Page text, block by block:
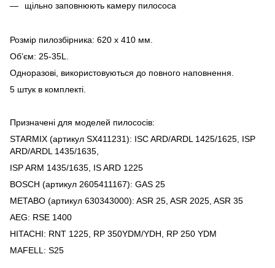
щільно заповнюють камеру пилососа
Розмір пилозбірника: 620 x 410 мм.
Об’єм: 25-35L.
Одноразові, використовуються до повного наповнення.
5 штук в комплекті.
Призначені для моделей пилососів:
STARMIX (артикул SX411231): ISC ARD/ARDL 1425/1625, ISP
ARD/ARDL 1435/1635,
ISP ARM 1435/1635, IS ARD 1225
BOSCH (артикул 2605411167): GAS 25
METABO (артикул 630343000): ASR 25, ASR 2025, ASR 35
AEG: RSE 1400
HITACHI: RNT 1225, RP 350YDM/YDH, RP 250 YDM
MAFELL: S25